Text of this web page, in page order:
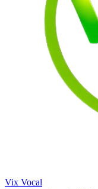
Vix Vocal